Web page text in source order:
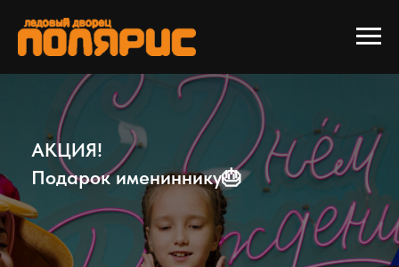
АКЦИЯ!
Подарок имениннику🎂